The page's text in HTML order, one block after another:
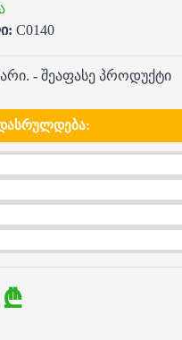
C0140
- შეაფასე პროდუქტი